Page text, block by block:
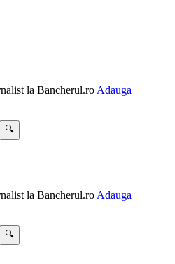
la Bancherul.ro Adauga
🔍
la Bancherul.ro Adauga
🔍